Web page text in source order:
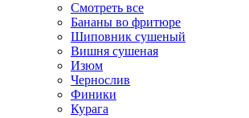
Смотреть все
Бананы во фритюре
Шиповник сушеный
Вишня сушеная
Изюм
Чернослив
Финики
Курага